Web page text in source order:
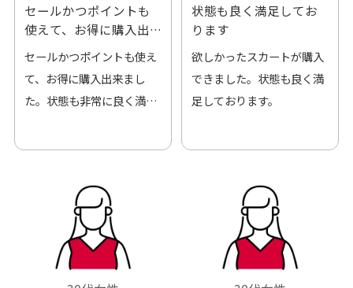
セールかつポイントも
使えて、お得に購入出
来ました
セールかつポイントも使え
て、お得に購入出来まし
た。状態も非常に良く満足
状態も良く満足してお
ります
欲しかったスカートが購入
できました。状態も良く満
足しております。